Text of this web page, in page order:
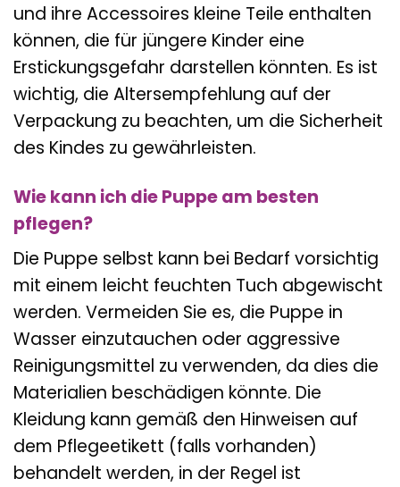
und ihre Accessoires kleine Teile enthalten
können, die für jüngere Kinder eine
Erstickungsgefahr darstellen könnten. Es ist
wichtig, die Altersempfehlung auf der
Verpackung zu beachten, um die Sicherheit
des Kindes zu gewährleisten.
Wie kann ich die Puppe am besten
pflegen?
Die Puppe selbst kann bei Bedarf vorsichtig
mit einem leicht feuchten Tuch abgewischt
werden. Vermeiden Sie es, die Puppe in
Wasser einzutauchen oder aggressive
Reinigungsmittel zu verwenden, da dies die
Materialien beschädigen könnte. Die
Kleidung kann gemäß den Hinweisen auf
dem Pflegeetikett (falls vorhanden)
behandelt werden, in der Regel ist